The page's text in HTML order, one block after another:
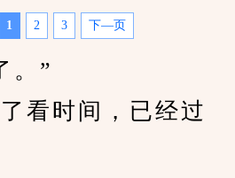
1 2 3 下—页
”
时间，已经过